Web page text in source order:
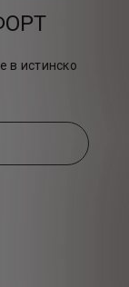
в истинско